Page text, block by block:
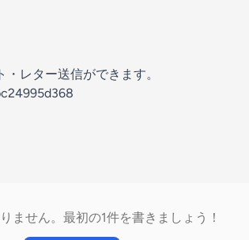
レター送信ができます。
ません。最初の1件を書きましょう！